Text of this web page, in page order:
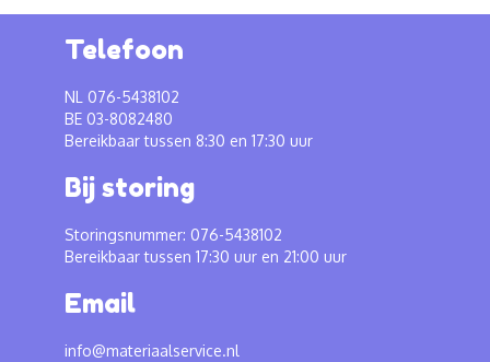
Telefoon
NL 076-5438102
BE 03-8082480
Bereikbaar tussen 8:30 en 17:30 uur
Bij storing
Storingsnummer: 076-5438102
Bereikbaar tussen 17:30 uur en 21:00 uur
Email
info@materiaalservice.nl